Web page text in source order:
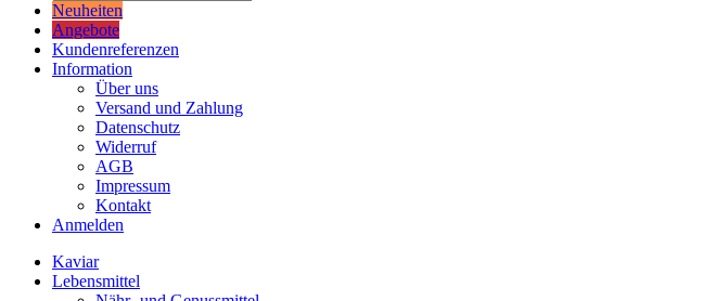
Neuheiten
Angebote
Kundenreferenzen
Information
Über uns
Versand und Zahlung
Datenschutz
Widerruf
AGB
Impressum
Kontakt
Anmelden
Kaviar
Lebensmittel